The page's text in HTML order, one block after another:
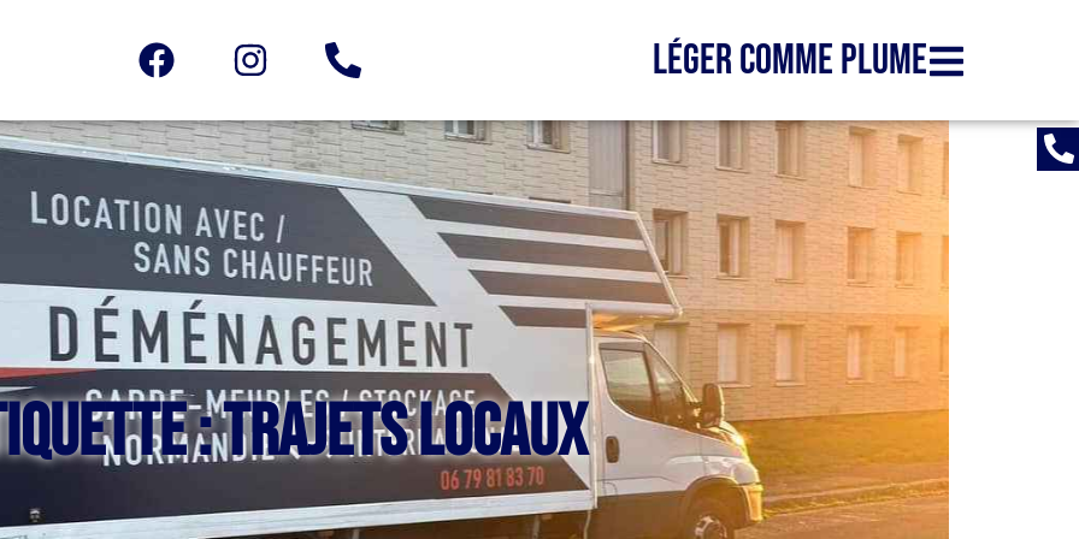
Léger comme plume
: trajets locaux